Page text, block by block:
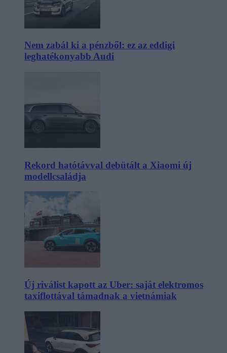
Nem zabál ki a pénzből: ez az eddigi
leghatékonyabb Audi
Rekord hatótávval debütált a Xiaomi új
modellcsaládja
Új riválist kapott az Uber: saját elektromos
taxiflottával támadnak a vietnámiak